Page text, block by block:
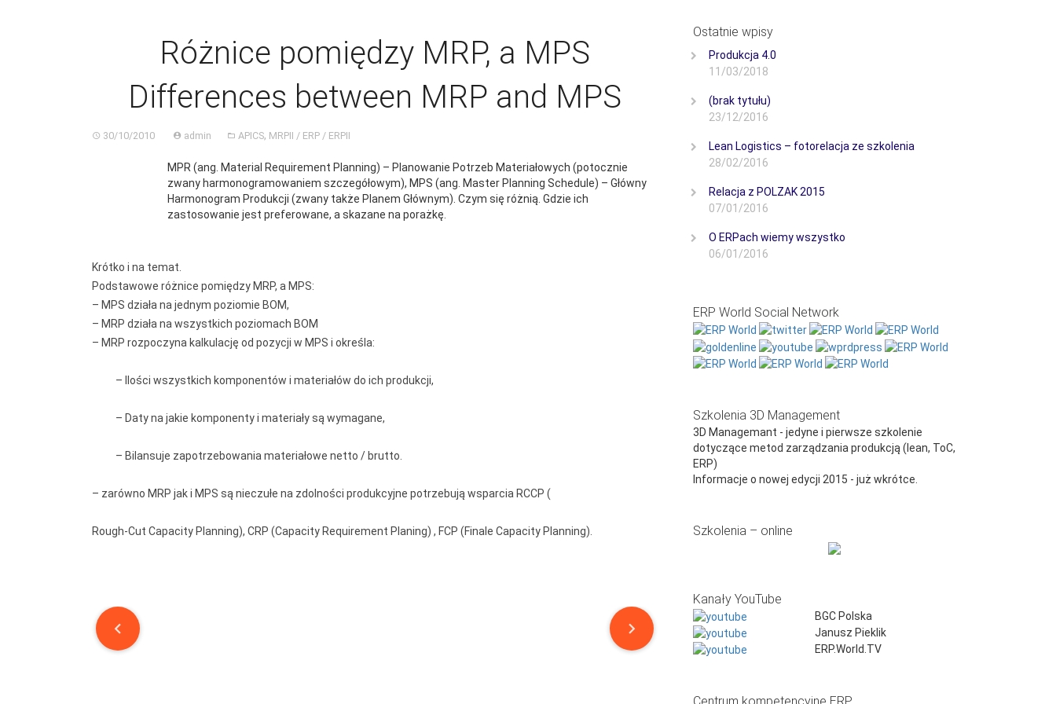
Różnice pomiędzy MRP, a MPS
Differences between MRP and MPS
30/10/2010 admin APICS, MRPII / ERP / ERPII
MPR (ang. Material Requirement Planning) – Planowanie Potrzeb Materiałowych (potocznie
zwany harmonogramowaniem szczegółowym), MPS (ang. Master Planning Schedule) – Główny
Harmonogram Produkcji (zwany także Planem Głównym). Czym się różnią. Gdzie ich
zastosowanie jest preferowane, a skazane na porażkę.
Krótko i na temat.
Podstawowe różnice pomiędzy MRP, a MPS:
– MPS działa na jednym poziomie BOM,
– MRP działa na wszystkich poziomach BOM
– MRP rozpoczyna kalkulację od pozycji w MPS i określa:
– Ilości wszystkich komponentów i materiałów do ich produkcji,
– Daty na jakie komponenty i materiały są wymagane,
– Bilansuje zapotrzebowania materiałowe netto / brutto.
– zarówno MRP jak i MPS są nieczułe na zdolności produkcyjne potrzebują wsparcia RCCP (
Rough-Cut Capacity Planning), CRP (Capacity Requirement Planing) , FCP (Finale Capacity Planning).
Post
Ostatnie wpisy
Produkcja 4.0
11/03/2018
(brak tytułu)
23/12/2016
Lean Logistics – fotorelacja ze szkolenia
28/02/2016
Relacja z POLZAK 2015
07/01/2016
O ERPach wiemy wszystko
06/01/2016
ERP World Social Network
Szkolenia 3D Management
3D Managemant - jedyne i pierwsze szkolenie
dotyczące metod zarządzania produkcją (lean, ToC,
ERP)
Informacje o nowej edycji 2015 - już wkrótce.
Szkolenia – online
Kanały YouTube
BGC Polska
Janusz Pieklik
ERP.World.TV